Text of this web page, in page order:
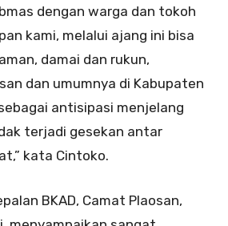
dengan warga dan tokoh
kami, melalui ajang ini bisa
damai dan rukun,
dan umumnya di Kabupaten
antisipasi menjelang
terjadi gesekan antar
kata Cintoko.
BKAD, Camat Plaosan,